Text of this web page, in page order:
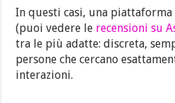
In questi casi, una
(puoi vedere le recensioni su
tra le più adatte: discreta,
persone che cercano
interazioni.